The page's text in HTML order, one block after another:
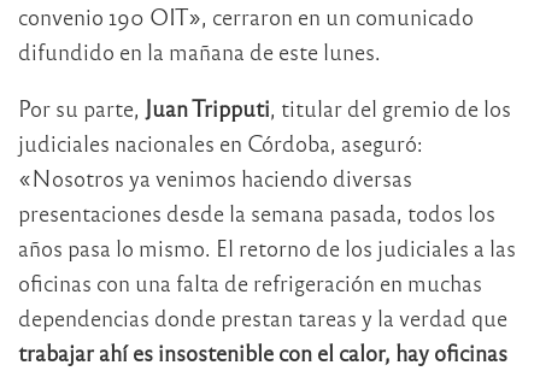
convenio 190 OIT», cerraron en un comunicado
difundido en la mañana de este lunes.
Por su parte, Juan Tripputi , titular del gremio de los
judiciales nacionales en Córdoba, aseguró:
«Nosotros ya venimos haciendo diversas
presentaciones desde la semana pasada, todos los
años pasa lo mismo. El retorno de los judiciales a las
oficinas con una falta de refrigeración en muchas
dependencias donde prestan tareas y la verdad que
trabajar ahí es insostenible con el calor, hay oficinas